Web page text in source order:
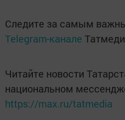
Следите за самым
Telegram-канале
Читайте новости
национальном
https://max.ru/tatmedia